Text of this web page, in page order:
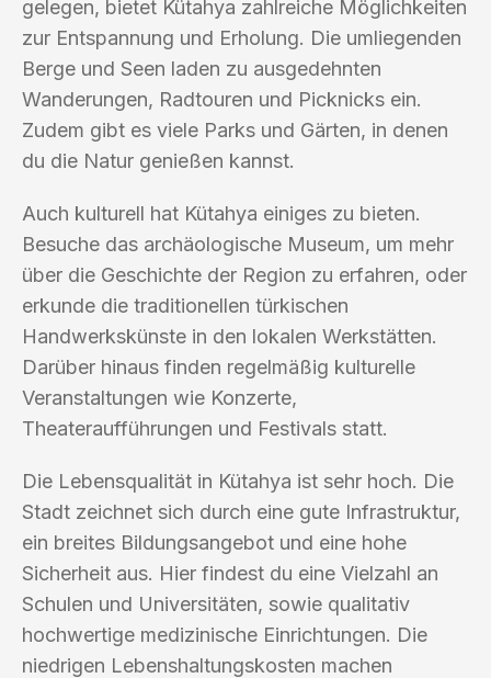
gelegen, bietet Kütahya zahlreiche Möglichkeiten
zur Entspannung und Erholung. Die umliegenden
Berge und Seen laden zu ausgedehnten
Wanderungen, Radtouren und Picknicks ein.
Zudem gibt es viele Parks und Gärten, in denen
du die Natur genießen kannst.
Auch kulturell hat Kütahya einiges zu bieten.
Besuche das archäologische Museum, um mehr
über die Geschichte der Region zu erfahren, oder
erkunde die traditionellen türkischen
Handwerkskünste in den lokalen Werkstätten.
Darüber hinaus finden regelmäßig kulturelle
Veranstaltungen wie Konzerte,
Theateraufführungen und Festivals statt.
Die Lebensqualität in Kütahya ist sehr hoch. Die
Stadt zeichnet sich durch eine gute Infrastruktur,
ein breites Bildungsangebot und eine hohe
Sicherheit aus. Hier findest du eine Vielzahl an
Schulen und Universitäten, sowie qualitativ
hochwertige medizinische Einrichtungen. Die
niedrigen Lebenshaltungskosten machen